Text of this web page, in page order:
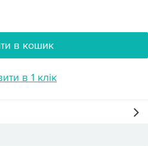
в кошик
в 1 клік